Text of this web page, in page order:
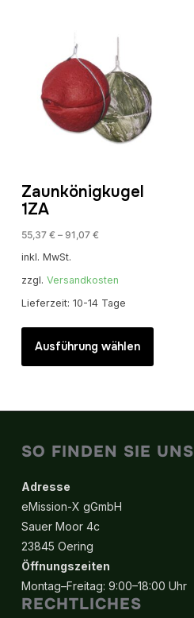
Zaunkönigkugel
1ZA
55,37 € – 91,07 €
inkl. MwSt.
zzgl. Versandkosten
Lieferzeit: 10-14 Tage
Ausführung wählen
Dieses
weist
Die
werden
SO FINDEN SIE UNS
Adresse
eMission-X gGmbH
Sauer Moor 4c
23845 Oering
Öffnungszeiten
Montag–Freitag: 9:00–18:00 Uhr
RECHTLICHES